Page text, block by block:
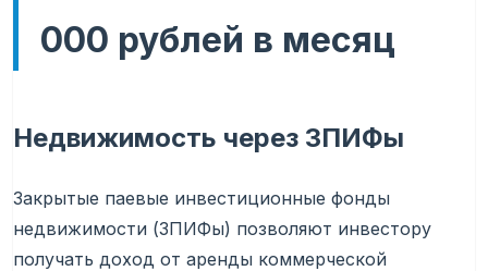
000 рублей в месяц
Недвижимость через ЗПИФы
Закрытые паевые инвестиционные фонды
недвижимости (ЗПИФы) позволяют инвестору
получать доход от аренды коммерческой